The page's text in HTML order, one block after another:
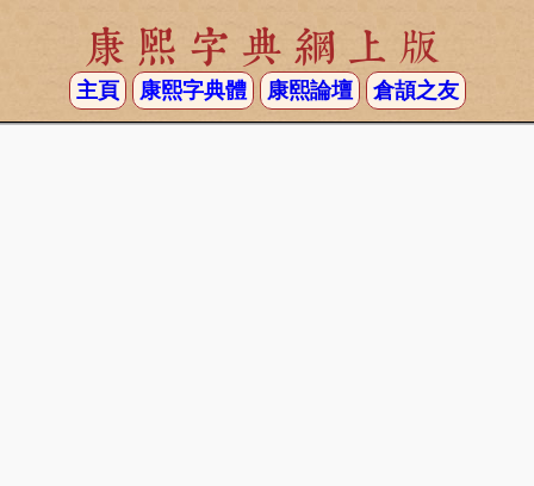
康熙字典網上版
主頁 康熙字典體 康熙論壇 倉頡之友